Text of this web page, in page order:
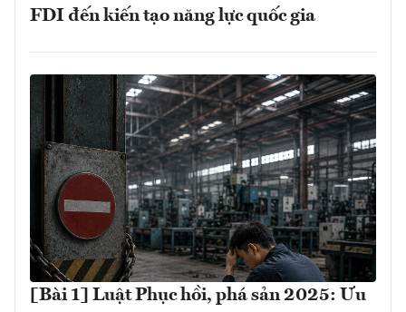
FDI đến kiến tạo năng lực quốc gia
[Bài 1] Luật Phục hồi, phá sản 2025: Ưu